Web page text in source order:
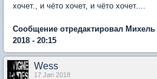
хочет., и чёто хочет, и чёто хочет....
Сообщение отредактировал
2018 - 20:15
Wess
17 Jan 2018